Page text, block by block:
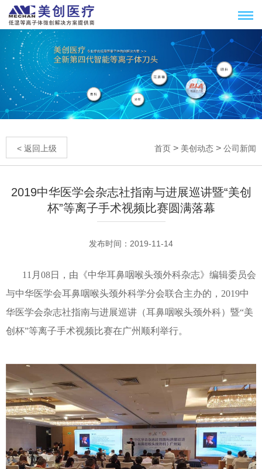
< 返回上级 首页 > 美创动态 > 公司新闻
2019中华医学会杂志社指南与进展巡讲暨“美创
杯”等离子手术视频比赛圆满落幕
发布时间：2019-11-14
11月08日，由《中华耳鼻咽喉头颈外科杂志》编辑委员会
与中华医学会耳鼻咽喉头颈外科学分会联合主办的，2019中
华医学会杂志社指南与进展巡讲（耳鼻咽喉头颈外科）暨“美
创杯”等离子手术视频比赛在广州顺利举行。